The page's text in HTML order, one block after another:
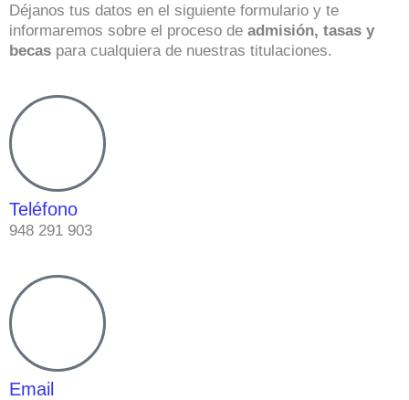
Déjanos tus datos en el siguiente formulario y te
informaremos sobre el proceso de admisión, tasas y
becas para cualquiera de nuestras titulaciones.
Teléfono
948 291 903
Email